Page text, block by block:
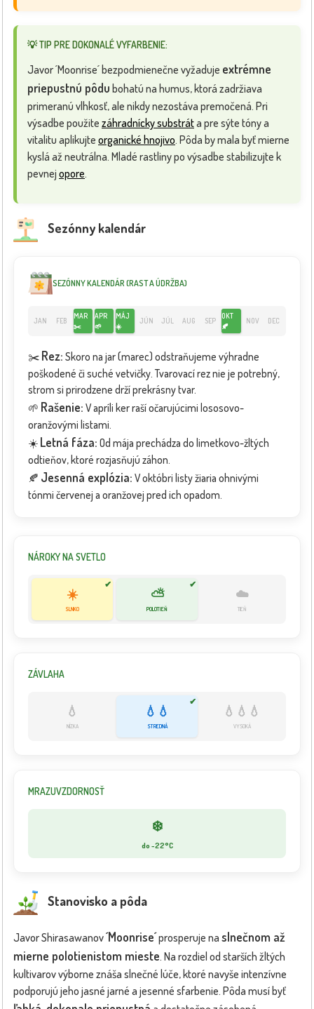
💡 TIP PRE DOKONALÉ VYFARBENIE:
Javor ´Moonrise´ bezpodmienečne vyžaduje extrémne
priepustnú pôdu bohatú na humus, ktorá zadržiava
primeranú vlhkosť, ale nikdy nezostáva premočená. Pri
výsadbe použite záhradnícky substráta pre sýte tóny a
vitalitu aplikujte organické hnojivo. Pôda by mala byť mierne
kyslá až neutrálna. Mladé rastliny po výsadbe stabilizujte k
pevnej opore.
Sezónny kalendár
SEZÓNNY KALENDÁR (RAST A ÚDRŽBA)
JAN FEB
MAR
✂️
APR
🌱
MÁJ
☀️
JÚN JÚL AUG SEP
OKT
🍂
NOV DEC
✂️ Rez: Skoro na jar (marec) odstraňujeme výhradne
poškodené či suché vetvičky. Tvarovací rez nie je potrebný,
strom si prirodzene drží prekrásny tvar.
🌱 Rašenie: V apríli ker raší očarujúcimi lososovo-
oranžovými listami.
☀️ Letná fáza: Od mája prechádza do limetkovo-žltých
odtieňov, ktoré rozjasňujú záhon.
🍂 Jesenná explózia: V októbri listy žiaria ohnivými
tónmi červenej a oranžovej pred ich opadom.
NÁROKY NA SVETLO
✔
☀️
SLNKO
✔
⛅
POLOTIEŇ
☁️
TIEŇ
ZÁVLAHA
💧
NÍZKA
✔
💧💧
STREDNÁ
💧💧💧
VYSOKÁ
MRAZUVZDORNOSŤ
❄️
do -22°C
Stanovisko a pôda
Javor Shirasawanov´Moonrise´prosperuje na slnečnom až
mierne polotienistom mieste. Na rozdiel od starších žltých
kultivarov výborne znáša slnečné lúče, ktoré navyše intenzívne
podporujú jeho jasné jarné a jesenné sfarbenie. Pôda musí byť